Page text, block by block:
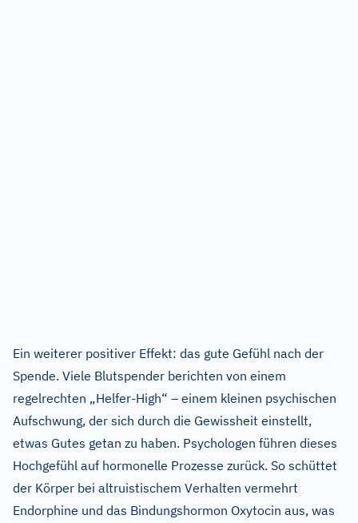
Ein weiterer positiver Effekt: das gute Gefühl nach der
Spende. Viele Blutspender berichten von einem
regelrechten „Helfer-High“ – einem kleinen psychischen
Aufschwung, der sich durch die Gewissheit einstellt,
etwas Gutes getan zu haben. Psychologen führen dieses
Hochgefühl auf hormonelle Prozesse zurück. So schüttet
der Körper bei altruistischem Verhalten vermehrt
Endorphine und das Bindungshormon Oxytocin aus, was